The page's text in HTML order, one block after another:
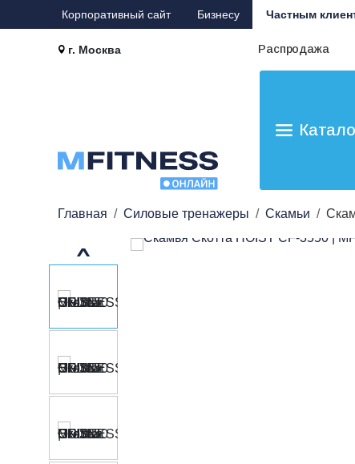
Корпоративный сайт Бизнесу Частным
г. Москва Распродажа
Главная Силовые тренажеры Скамьи